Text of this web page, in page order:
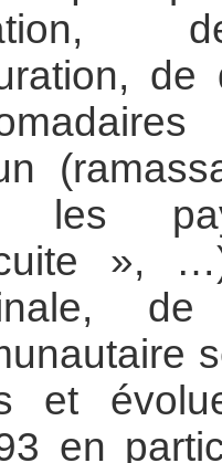
les
»,
et
en